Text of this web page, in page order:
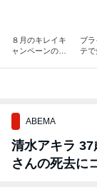
８月のキレイキ
ャンペーンのご
ブ
テで
ABEMA
清水アキラ
さんの死去に